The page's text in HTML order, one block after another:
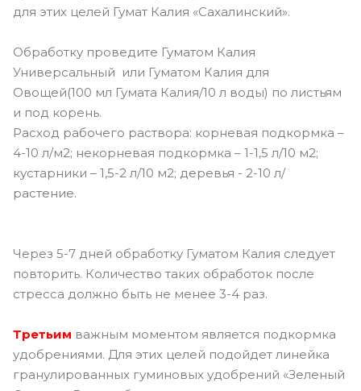
для этих целей Гумат Калия «Сахалинский».
Обработку проведите Гуматом Калия
Универсальный или Гуматом Калия для
Овощей(100 мл Гумата Калия/10 л воды) по листьям
и под корень.
Расход рабочего раствора: корневая подкормка –
4-10 л/м2; некорневая подкормка – 1-1,5 л/10 м2;
кустарники – 1,5-2 л/10 м2; деревья - 2-10 л/
растение.
Через 5-7 дней обработку Гуматом Калия следует
повторить. Количество таких обработок после
стресса должно быть не менее 3-4 раз.
Третьим важным моментом является подкормка
удобрениями. Для этих целей подойдет линейка
гранулированных гуминовых удобрений «Зеленый